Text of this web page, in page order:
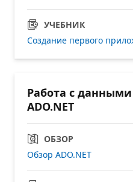
УЧЕБНИК
Создание первого
Работа с
ADO.NET
ОБЗОР
Обзор ADO.NET